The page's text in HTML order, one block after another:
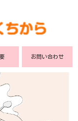
お問い合わせ